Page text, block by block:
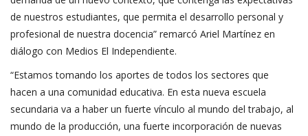
de nuestros estudiantes, que permita el desarrollo personal y
profesional de nuestra docencia” remarcó Ariel Martínez en
diálogo con Medios El Independiente.
“Estamos tomando los aportes de todos los sectores que
hacen a una comunidad educativa. En esta nueva escuela
secundaria va a haber un fuerte vínculo al mundo del trabajo, al
mundo de la producción, una fuerte incorporación de nuevas